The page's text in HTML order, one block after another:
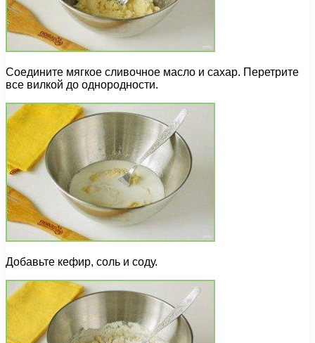
Соедините мягкое сливочное масло и сахар. Перетрите
все вилкой до однородности.
Добавьте кефир, соль и соду.